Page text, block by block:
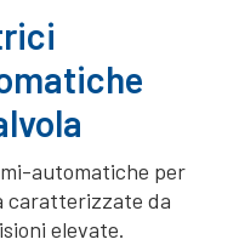
automatiche per
caratterizzate da
elevate.